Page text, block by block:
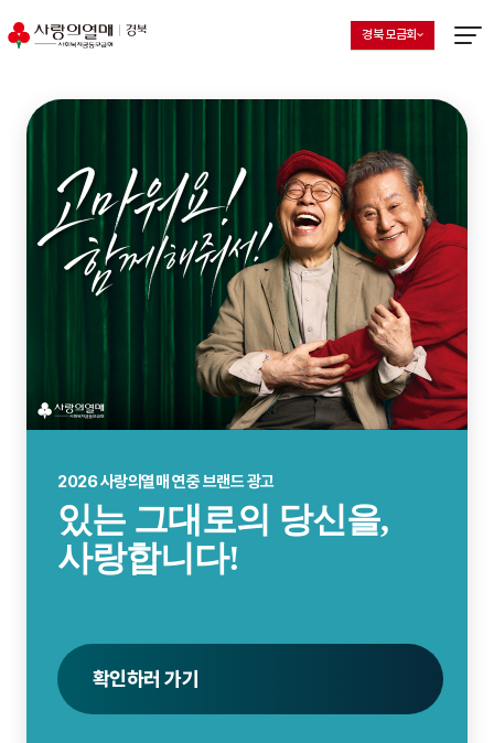
지회 선택 목록 열기
현재 선택된 지회
경북 모금회
사랑의열매 연중 브랜드 광고
2026 사랑의열매 연중 브랜드 광고
있는 그대로의 당신을,
사랑합니다!
확인하러 가기
2026년 8월 나눔인사이트
2026년 8월 나눔인사이트
사회이슈분석 2027
신청하러 가기
신청하러 가기
신청하러 가기
펀딩하러 가기
확인하러 가기
신청하러 가기
접수하러 가기
접수하러 가기
신청하기
자세히 보기
신청하러 가기
확인하러 가기
펀딩하러 가기